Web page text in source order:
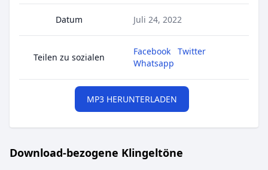
Datum Juli 24, 2022
Teilen zu sozialen
Facebook
Twitter
Whatsapp
MP3 HERUNTERLADEN
Download-bezogene Klingeltöne